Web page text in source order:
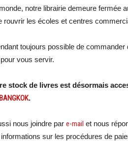
notre librairie demeure fermée
rouvrir les écoles et centres
toujours possible de
vous servir.
stock de livres est désormais
.
nous joindre par e-mail et nous
sur les procédures de